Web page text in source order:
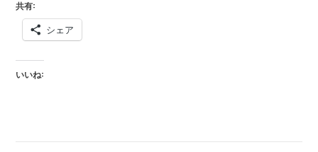
た！
共有:
シェア
いいね: